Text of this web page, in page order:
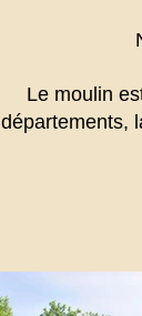
Le moulin
départements,